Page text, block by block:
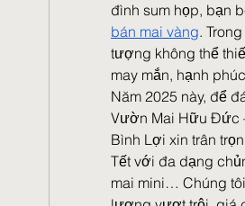
đình sum họp, bạn
bán mai vàng.
tượng không thể
may mắn, hạnh
Năm 2025 này, để
Vườn Mai Hữu Đức
Bình Lợi xin trân
Tết với đa dạng
mai mini… Chúng